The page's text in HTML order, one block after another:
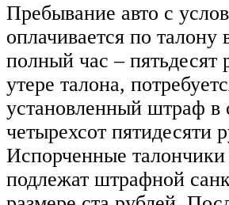
Пребывание авто с
оплачивается по талону
полный час – пятьдесят
утере талона,
установленный штраф в
четырехсот пятидесяти
Испорченные
подлежат штрафной